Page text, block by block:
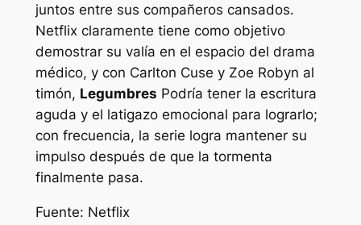
juntos entre sus compañeros cansados.
Netflix claramente tiene como objetivo
demostrar su valía en el espacio del drama
médico, y con Carlton Cuse y Zoe Robyn al
timón, Legumbres Podría tener la escritura
aguda y el latigazo emocional para lograrlo;
con frecuencia, la serie logra mantener su
impulso después de que la tormenta
finalmente pasa.
Fuente: Netflix